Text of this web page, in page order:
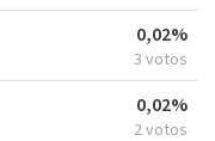
0,02%
3 votos
0,02%
2 votos